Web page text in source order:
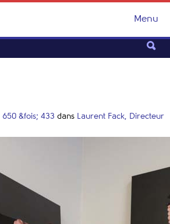
Menu
650 &fois; 433 dans Laurent Fack, Directeur